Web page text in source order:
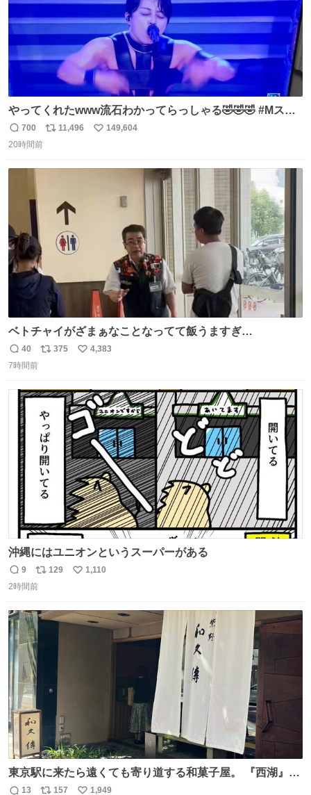
やってくれたwww流石わかってらっしゃる🤣🤣🤣 #Mステ
#西川貴教
返
信
700
リ
11,496
い
149,604
20時間前
ベトチャイがざまぁなことなってて飯うますぎ
る〜〜〜！！！！！！！！ 店員さんの神対応によって先頭
並んでたのに列からハブられてたwwwwwwwwwwww
返
信
40
リ
ト
数
375
い
数
4,383
7時間前
沖縄にはユニオンというスーパーがある
返
信
9
リ
ポ
ト
数
129
い
数
1,110
2時間前
東京駅に来たら遠くても寄り道する和菓子屋。 『西湖』と
いう笹に包まれ、蓮根の粉で出来た生菓子がたまらなく美
13 157 1,949